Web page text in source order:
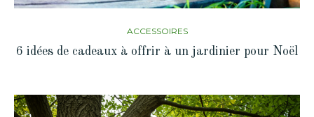
ACCESSOIRES
6 idées de cadeaux à offrir à un jardinier pour Noël